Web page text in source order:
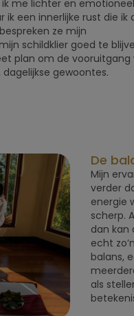
me lichter en
een innerlijke rust die ik
ze mijn
schildklier goed te
plan om de vooruitgang
gewoontes.
De
Mijn
verder
energie
scherp.
dan kan
echt
balans,
als